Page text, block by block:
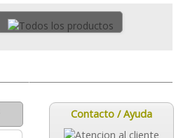
Contacto / Ayuda